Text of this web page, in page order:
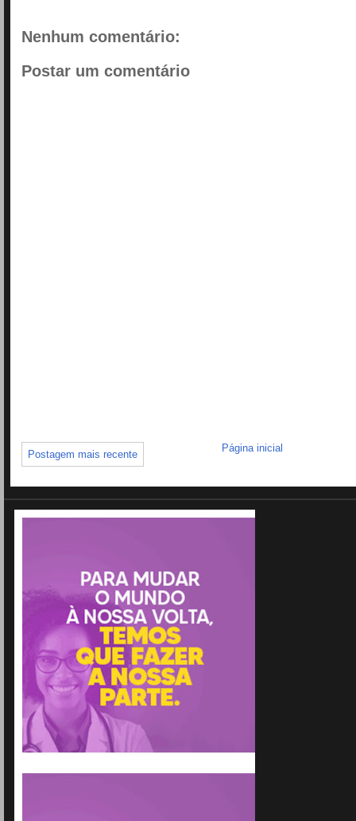
Nenhum comentário:
Postar um comentário
Postagem mais recente
Página inicial